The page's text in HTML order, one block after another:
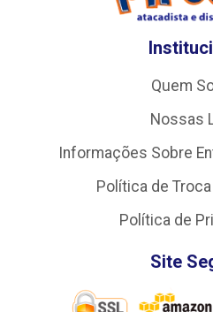
Quem
Nossas
Informações Sobre
Política de
Política de
Site